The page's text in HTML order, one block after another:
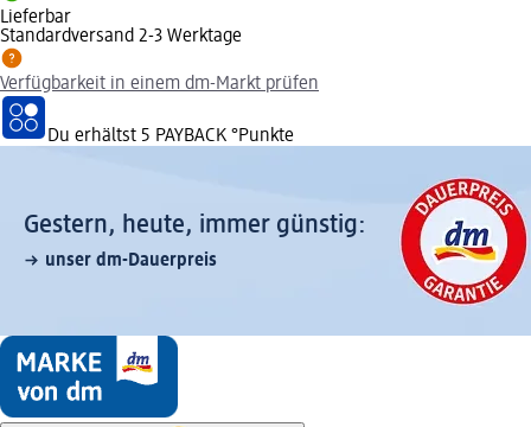
Lieferbar
Standardversand 2-3 Werktage
Verfügbarkeit in einem dm-Markt prüfen
Du erhältst 5 PAYBACK °Punkte
Gestern, heute, immer günstig:
unser dm-Dauerpreis